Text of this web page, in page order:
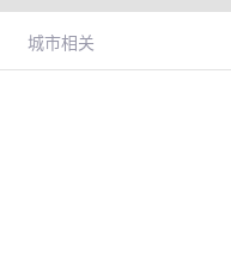
城市相关